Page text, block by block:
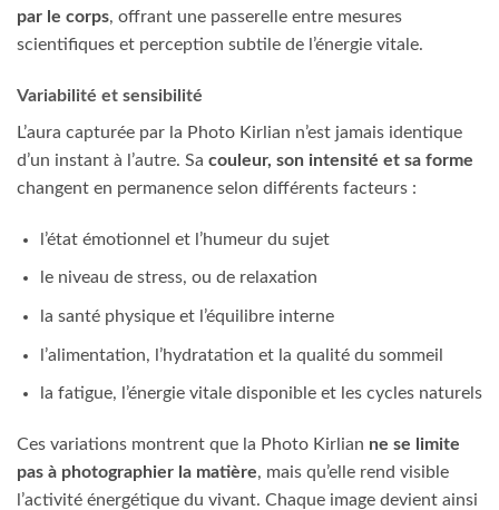
par le corps, offrant une passerelle entre mesures
scientifiques et perception subtile de l’énergie vitale.
Variabilité et sensibilité
L’aura capturée par la Photo Kirlian n’est jamais identique
d’un instant à l’autre. Sa couleur, son intensité et sa forme
changent en permanence selon différents facteurs :
l’état émotionnel et l’humeur du sujet
le niveau de stress, ou de relaxation
la santé physique et l’équilibre interne
l’alimentation, l’hydratation et la qualité du sommeil
la fatigue, l’énergie vitale disponible et les cycles naturels
Ces variations montrent que la Photo Kirlian ne se limite
pas à photographier la matière, mais qu’elle rend visible
l’activité énergétique du vivant. Chaque image devient ainsi